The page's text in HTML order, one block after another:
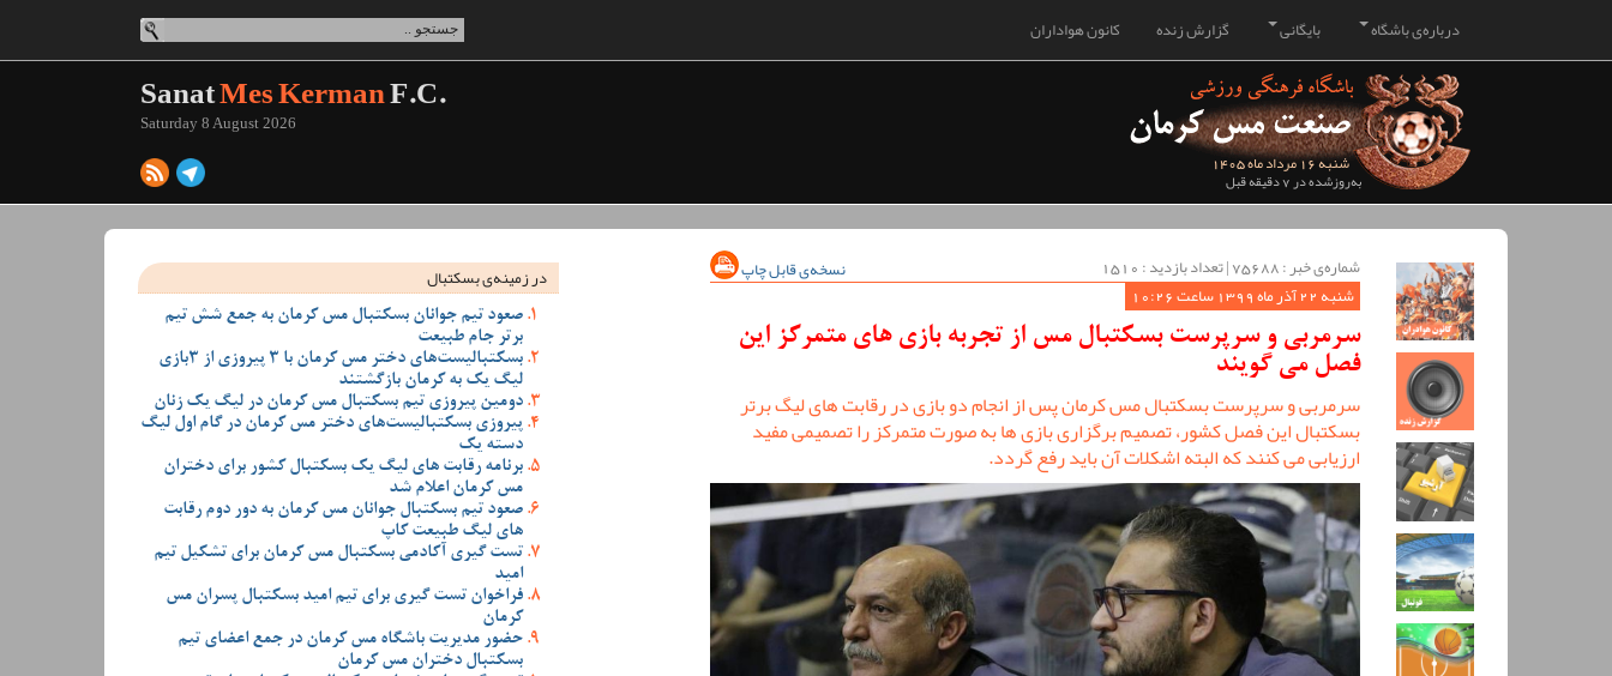
کانون هواداران گزارش زنده بایگانی درباره‌ی باشگاه
شنبه 16 مرداد ماه 1405
به‌روزشده در 7 دقیقه قبل
SanatMes KermanF.C.
Saturday 8 August 2026
شماره‌ی خبر : ‌75688 | تعداد بازدید : 1510
نسخه‌ی قابل چاپ
شنبه 22 آذر ماه 1399 ساعت 10:26
سرمربی و سرپرست بسکتبال مس از تجربه بازی های متمرکز این
فصل می گویند
سرمربی و سرپرست بسکتبال مس کرمان پس از انجام دو بازی در رقابت های لیگ برتر
بسکتبال این فصل کشور، تصمیم برگزاری بازی ها به صورت متمرکز را تصمیمی مفید
ارزیابی می کنند که البته اشکلات آن باید رفع گردد.
در زمینه‌ی بسکتبال
صعود تیم جوانان بسکتبال مس کرمان به جمع شش تیم
برتر جام طبیعت
بسکتبالیست‌های دختر مس کرمان با 3 پیروزی از 3بازی
لیگ یک به کرمان بازگشتند
دومین پیروزی تیم بسکتبال مس کرمان در لیگ یک زنان
پیروزی بسکتبالیست‌های دختر مس کرمان در گام اول لیگ
دسته یک
برنامه رقابت های لیگ یک بسکتبال کشور برای دختران
مس کرمان اعلام شد
صعود تیم بسکتبال جوانان مس کرمان به دور دوم رقابت
های لیگ طبیعت کاپ
تست گیری آکادمی بسکتبال مس کرمان برای تشکیل تیم
امید
فراخوان تست گیری برای تیم امید بسکتبال پسران مس
کرمان
حضور مدیریت باشگاه مس کرمان در جمع اعضای تیم
بسکتبال دختران مس کرمان